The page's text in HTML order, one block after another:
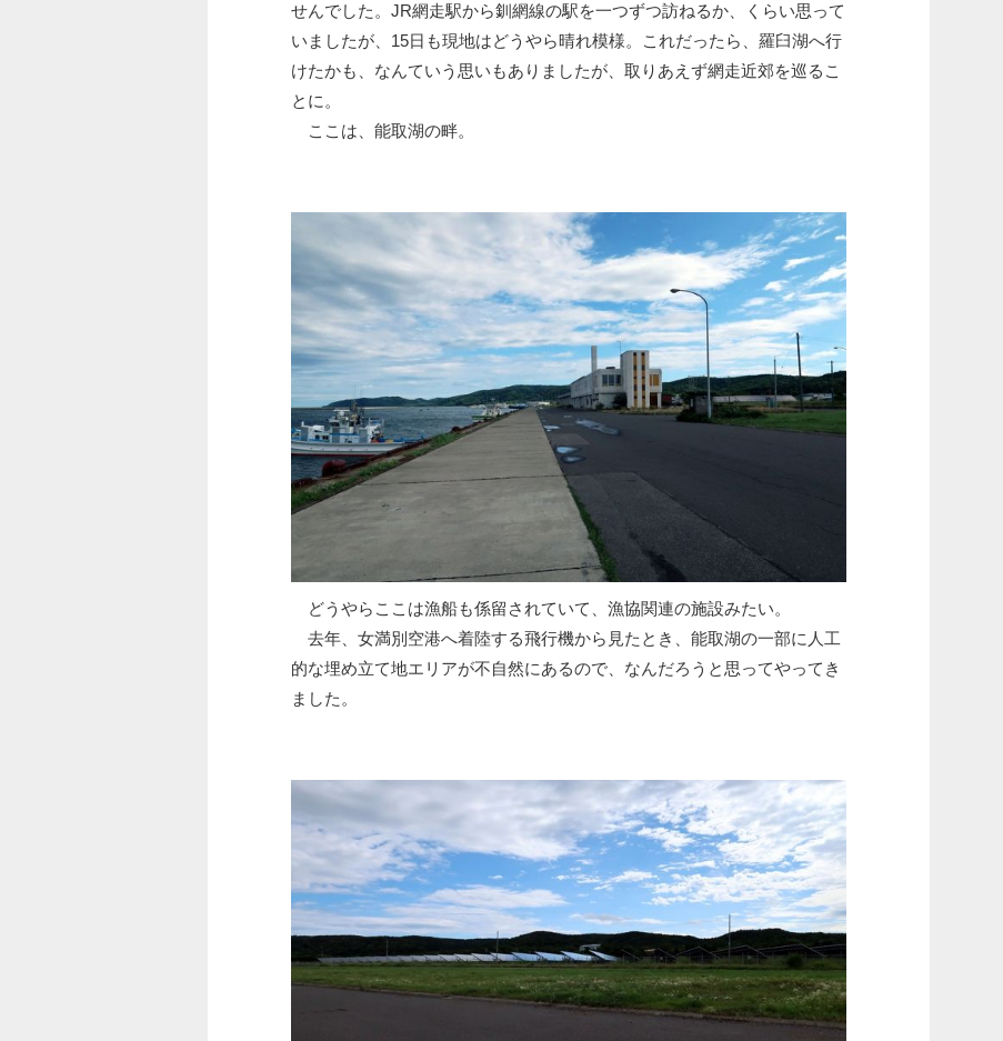
せんでした。JR網走駅から釧網線の駅を一つずつ訪ねるか、くらい思って
いましたが、15日も現地はどうやら晴れ模様。これだったら、羅臼湖へ行
けたかも、なんていう思いもありましたが、取りあえず網走近郊を巡るこ
とに。
ここは、能取湖の畔。
どうやらここは漁船も係留されていて、漁協関連の施設みたい。
去年、女満別空港へ着陸する飛行機から見たとき、能取湖の一部に人工
的な埋め立て地エリアが不自然にあるので、なんだろうと思ってやってき
ました。